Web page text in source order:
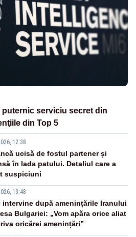
puternic serviciu secret din
din Top 5
12:38
ucisă de fostul partener și
în lada patului. Detaliul care a
suspiciuni
13:48
intervine după amenințările Iranului
Bulgariei: „Vom apăra orice aliat
oricărei amenințări”